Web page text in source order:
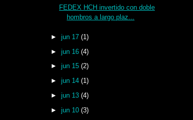
FEDEX HCH invertido con doble
hombros a largo plaz...
►jun 17(1)
►jun 16(4)
►jun 15(2)
►jun 14(1)
►jun 13(4)
►jun 10(3)